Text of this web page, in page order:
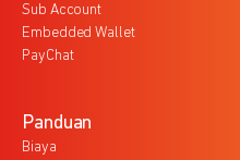
Sub Account
Embedded Wallet
PayChat
Panduan
Biaya